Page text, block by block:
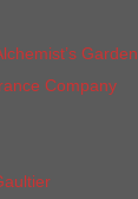
Garden.
Company